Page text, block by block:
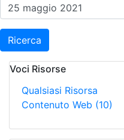
Ricerca
Voci Risorse
Qualsiasi Risorsa
Contenuto Web (10)